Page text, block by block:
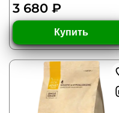
3 680 ₽
Купить